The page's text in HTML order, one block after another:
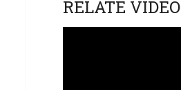
RELATE VIDEO